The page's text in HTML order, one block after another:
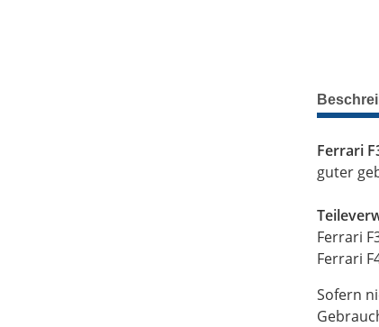
Ferrari
guter
Ferrari
Ferrari
Sofern